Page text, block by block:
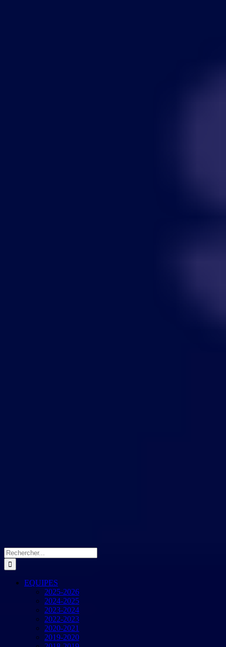
Rechercher:
EQUIPES
2025-2026
2024-2025
2023-2024
2022-2023
2020-2021
2019-2020